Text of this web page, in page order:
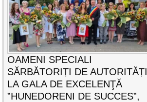
OAMENI SPECIALI
SĂRBĂTORIȚI DE AUTORITĂȚI
LA GALA DE EXCELENŢĂ
”HUNEDORENI DE SUCCES”,